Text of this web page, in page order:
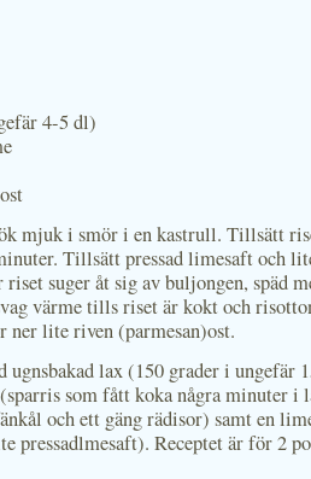
4-5 dl)
mjuk i smör i en kastrull. Tillsätt
Tillsätt pressad limesaft och
suger åt sig av buljongen, späd
värme tills riset är kokt och
ner lite riven (parmesan)ost.
ugnsbakad lax (150 grader i ungefär
som fått koka några minuter i
och ett gäng rädisor) samt en
pressadlmesaft). Receptet är för 2